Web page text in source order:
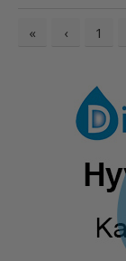
« ‹ 1